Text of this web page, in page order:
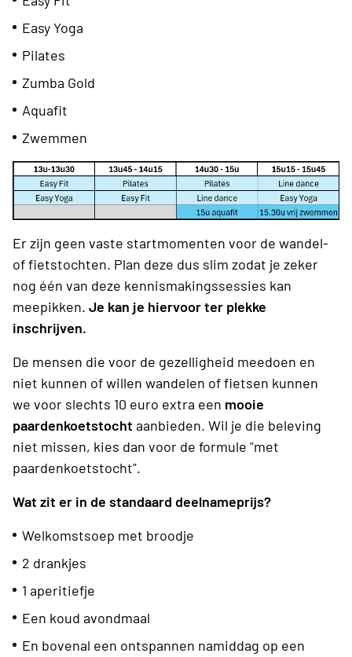
Easy Yoga
Pilates
Zumba Gold
Aquafit
Zwemmen
Er zijn geen vaste startmomenten voor de wandel-
of fietstochten. Plan deze dus slim zodat je zeker
nog één van deze kennismakingssessies kan
meepikken. Je kan je hiervoor ter plekke
inschrijven.
De mensen die voor de gezelligheid meedoen en
niet kunnen of willen wandelen of fietsen kunnen
we voor slechts 10 euro extra een mooie
paardenkoetstocht aanbieden. Wil je die beleving
niet missen, kies dan voor de formule "met
paardenkoetstocht".
Wat zit er in de standaard deelnameprijs?
Welkomstsoep met broodje
2 drankjes
1 aperitiefje
Een koud avondmaal
En bovenal een ontspannen namiddag op een